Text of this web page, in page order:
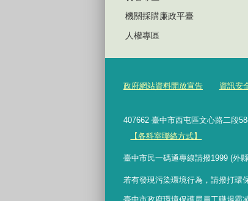
機關採購廉政平臺
人權專區
政府網站資料開放宣告 資訊安
407662 臺中市西屯區文心路二段
【各科室聯絡方式】
臺中市民一碼通專線請撥1999 (外
若有發現污染環境行為，請撥打環